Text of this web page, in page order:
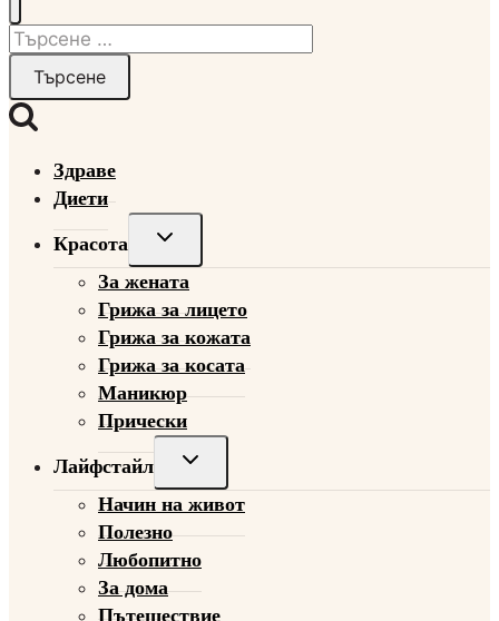
Търсене
Здраве
Диети
Красота
Toggle
child
menu
За жената
Грижа за лицето
Грижа за кожата
Грижа за косата
Маникюр
Прически
Лайфстайл
Toggle
child
menu
Начин на живот
Полезно
Любопитно
За дома
Пътешествие